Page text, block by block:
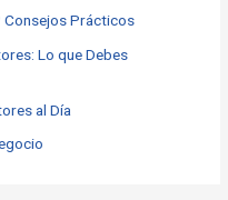
Consejos Prácticos
Lo que Debes
al Día